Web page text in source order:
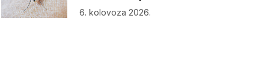
6. kolovoza 2026.